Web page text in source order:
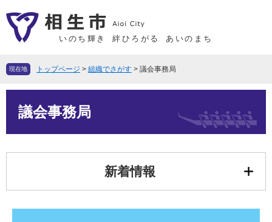
ー
先
ニ
を
文
いのち輝き 絆ひろがる あいのまち
現在地 トップページ > 組織でさがす > 議会事務局
議会事務局
新着情報